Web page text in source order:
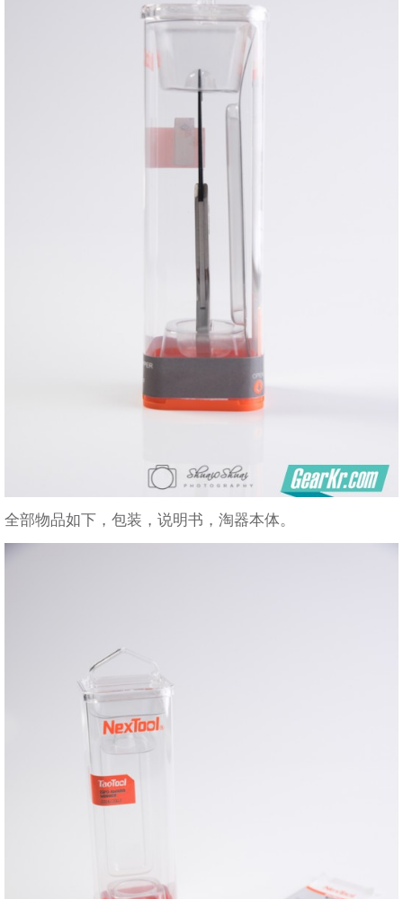
全部物品如下，包装，说明书，淘器本体。